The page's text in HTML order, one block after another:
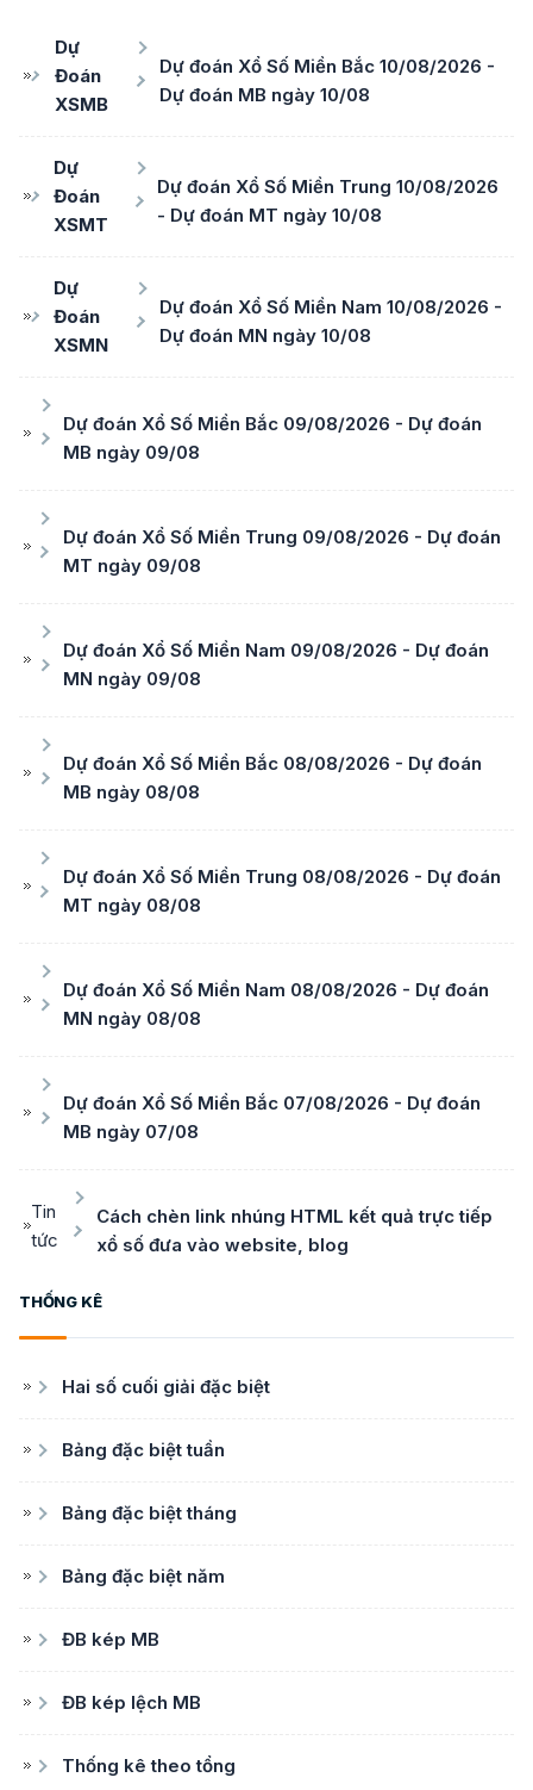
Dự
Đoán
XSMB
Dự đoán Xổ Số Miền Bắc 10/08/2026 -
Dự đoán MB ngày 10/08
Dự
Đoán
XSMT
Dự đoán Xổ Số Miền Trung 10/08/2026
- Dự đoán MT ngày 10/08
Dự
Đoán
XSMN
Dự đoán Xổ Số Miền Nam 10/08/2026 -
Dự đoán MN ngày 10/08
Dự đoán Xổ Số Miền Bắc 09/08/2026 - Dự đoán
MB ngày 09/08
Dự đoán Xổ Số Miền Trung 09/08/2026 - Dự đoán
MT ngày 09/08
Dự đoán Xổ Số Miền Nam 09/08/2026 - Dự đoán
MN ngày 09/08
Dự đoán Xổ Số Miền Bắc 08/08/2026 - Dự đoán
MB ngày 08/08
Dự đoán Xổ Số Miền Trung 08/08/2026 - Dự đoán
MT ngày 08/08
Dự đoán Xổ Số Miền Nam 08/08/2026 - Dự đoán
MN ngày 08/08
Dự đoán Xổ Số Miền Bắc 07/08/2026 - Dự đoán
MB ngày 07/08
Tin
tức
Cách chèn link nhúng HTML kết quả trực tiếp
xổ số đưa vào website, blog
THỐNG KÊ
Hai số cuối giải đặc biệt
Bảng đặc biệt tuần
Bảng đặc biệt tháng
Bảng đặc biệt năm
ĐB kép MB
ĐB kép lệch MB
Thống kê theo tổng